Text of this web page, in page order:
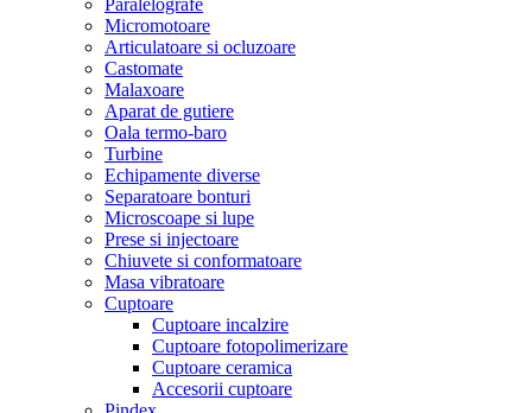
Paralelografe
Micromotoare
Articulatoare si ocluzoare
Castomate
Malaxoare
Aparat de gutiere
Oala termo-baro
Turbine
Echipamente diverse
Separatoare bonturi
Microscoape si lupe
Prese si injectoare
Chiuvete si conformatoare
Masa vibratoare
Cuptoare
Cuptoare incalzire
Cuptoare fotopolimerizare
Cuptoare ceramica
Accesorii cuptoare